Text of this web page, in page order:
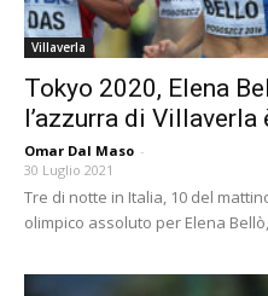
Villaverla
Tokyo 2020, Elena
l’azzurra di Villaverla
Omar Dal Maso -
30 Luglio 2021
Tre di notte in Italia, 10 del
olimpico assoluto per Elena